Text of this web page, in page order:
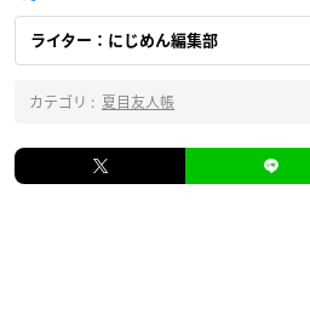
ライター：にじめん編集部
カテゴリ : 夏目友人帳